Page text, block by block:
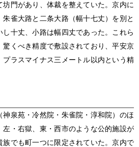
門があり、体裁を整えていた。京内に
雀大路と二条大路（幅十七丈）を別と
十丈、小路は幅四丈であった。これら
くべき精度で敷設されており、平安京
プラスマイナス三メートル以内という精
泉苑・冷然院・朱雀院・淳和院）のほ
・右獄、東・西市のような公的施設が
族でも町一つに限定されていた。京内で